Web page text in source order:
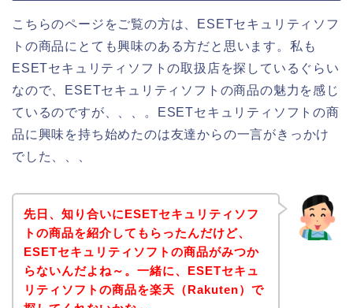
こちらのページをご覧の方は、ESETセキュリティソフ
トの商品にとても興味のある方だと思います。私も
ESETセキュリティソフトの取扱店を探しているぐらい
なので、ESETセキュリティソフトの商品の魅力を感じ
ているのですが、、、。ESETセキュリティソフトの商
品に興味を持ち始めたのは友達からの一言がきっかけ
でした、、、
先日、知り合いにESETセキュリティソフ
トの商品を紹介してもらったんだけど、
ESETセキュリティソフトの商品がみつか
らないんだよね～。一緒に、ESETセキュ
リティソフトの商品を楽天（Rakuten）で